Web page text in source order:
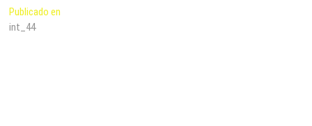
Navegación
de
Publicado en
int_44